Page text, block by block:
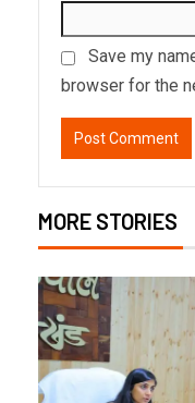
Save my
browser for the
MORE STORIES